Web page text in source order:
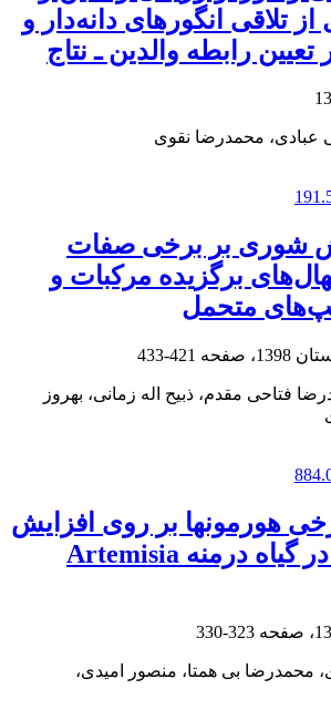
تلاقی انگورهای دانه‌دار و
تعیین رابطه والدین ـ نتاج
عبادی، محمدرضا نقوی
شوری بر برخی صفات
برگزیده مرکبات و
متحمل
421-433
فتاحی مقدم، ذبیح اله زمانی، بهروز
هورمونها بر روی افزایش
تولید آرتمیزین در گیاه درمنه Artemisia
323-330
محمدرضا بی همتا، منصور امیدی،